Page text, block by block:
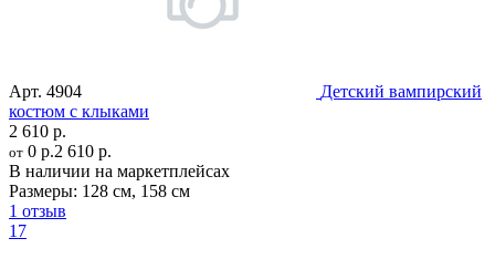
Арт. 4904
Детский вампирский
костюм с клыками
2 610 р.
от 0 р.2 610 р.
В наличии на маркетплейсах
Размеры: 128 см, 158 см
1 отзыв
17